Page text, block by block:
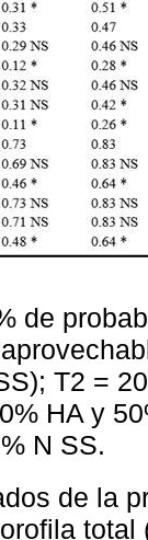
de
T2 =
HA y
N SS.
de la
total